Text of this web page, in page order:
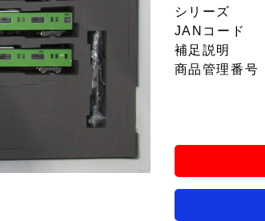
シリーズ
JANコード
補足説明
商品管理番号